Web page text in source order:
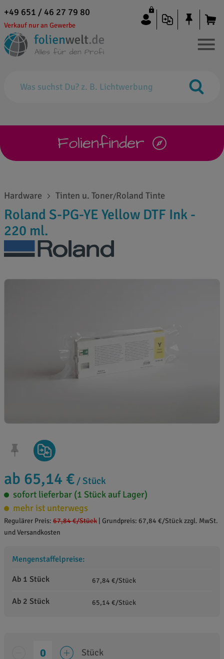
+49 651 / 46 27 79 80
Verkauf nur an Gewerbe
Folienfinder
Hardware Tinten u. Toner/Roland Tinte
Roland S-PG-YE Yellow DTF Ink -
220 ml.
ab 65,14 € / Stück
sofort lieferbar (1 Stück auf Lager)
mehr ist unterwegs
Regulärer Preis: 67,84 €/Stück Grundpreis: 67,84 €/Stück zzgl. MwSt.
und Versandkosten
Mengenstaffelpreise:
Ab 1 Stück
67,84 €/Stück
Ab 2 Stück 65,14 €/Stück
Stück